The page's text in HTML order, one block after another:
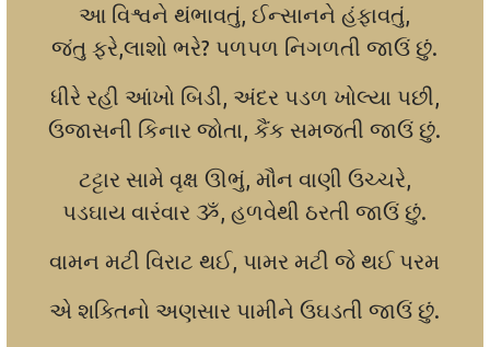
આ વિશ્વને થંભાવતું, ઈન્સાનને હંફાવતું,
જંતુ ફરે,લાશો ભરે? પળપળ નિગળતી જાઉં છું.
ધીરે રહી આંખો બિડી, અંદર પડળ ખોલ્યા પછી,
ઉજાસની કિનાર જોતા, કૈંક સમજતી જાઉં છું.
ટટ્ટાર સામે વૃક્ષ ઊભું, મૌન વાણી ઉચ્ચરે,
પડઘાય વારંવાર ૐ, હળવેથી ઠરતી જાઉં છું.
વામન મટી વિરાટ થઈ, પામર મટી જે થઈ પરમ
એ શક્તિનો અણસાર પામીને ઉઘડતી જાઉં છું.